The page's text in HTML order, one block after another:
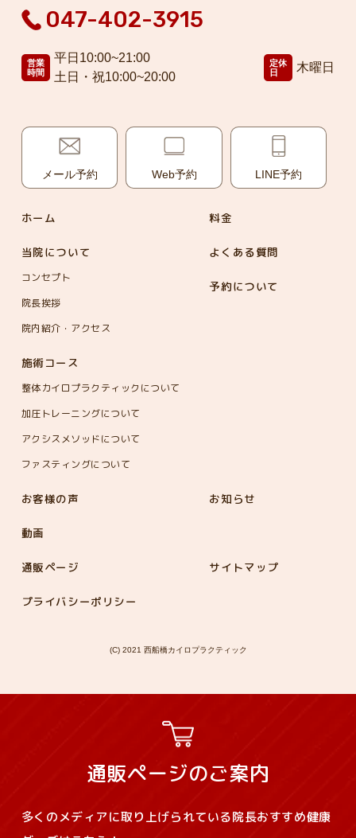
047-402-3915
営業
時間
平日10:00~21:00
土日・祝10:00~20:00
定休
日
木曜日
メール予約 Web予約 LINE予約
ホーム
当院について
コンセプト
院長挨拶
院内紹介・アクセス
料金
よくある質問
予約について
施術コース
整体カイロプラクティックについて
加圧トレーニングについて
アクシスメソッドについて
ファスティングについて
お客様の声 お知らせ
動画
通販ページ サイトマップ
プライバシーポリシー
(C) 2021 西船橋カイロプラクティック
通販ページのご案内
多くのメディアに取り上げられている院長おすすめ健康